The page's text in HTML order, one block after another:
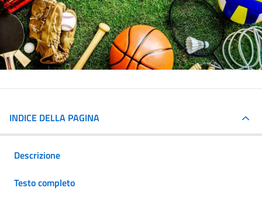
INDICE DELLA PAGINA
Descrizione
Testo completo